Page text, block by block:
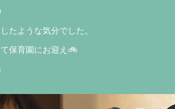
たような気分でした。
保育園にお迎え🚲